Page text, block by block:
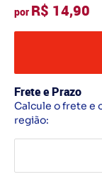
por R$ 14,90
Frete e Prazo
Calcule o frete e
região: